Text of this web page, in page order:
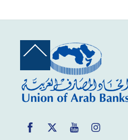
Back
Top
Facebook
Twitter YouTube